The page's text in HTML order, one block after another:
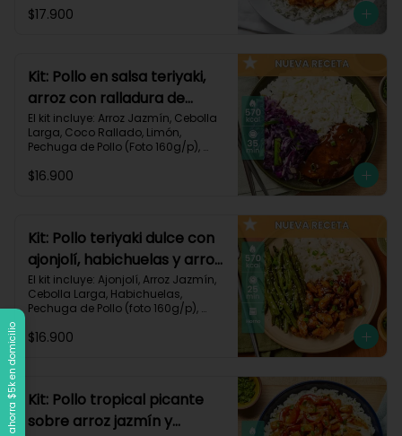
Pechuga (foto 160g/p), Tomates
Protaínas 40g
$17.900
Kit: Pollo en salsa teriyaki,
arroz con ralladura de
coco y repollo salteado-
143
El kit incluye: Arroz Jazmín, Cebolla
Larga, Coco Rallado, Limón,
Pechuga de Pollo (Foto 160g/p),
Receta Impresa
$16.900
Kit: Pollo teriyaki dulce con
ajonjolí, habichuelas y arroz
jazmín-149
El kit incluye: Ajonjolí, Arroz Jazmín,
Cebolla Larga, Habichuelas,
Pechuga de Pollo (foto 160g/p),
Paprika, Receta Impresa.
$16.900
Kit: Pollo tropical picante
sobre arroz jazmín y